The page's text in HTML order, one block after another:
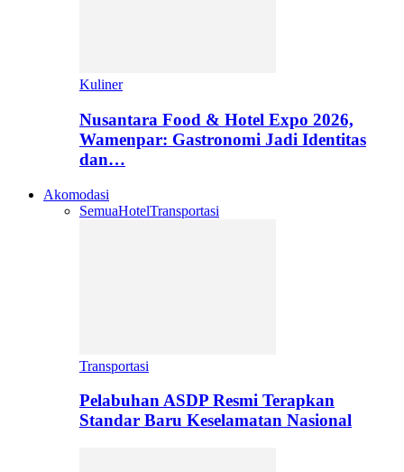
Kuliner
Nusantara Food & Hotel Expo 2026,
Wamenpar: Gastronomi Jadi Identitas
dan…
Akomodasi
SemuaHotelTransportasi
Transportasi
Pelabuhan ASDP Resmi Terapkan
Standar Baru Keselamatan Nasional